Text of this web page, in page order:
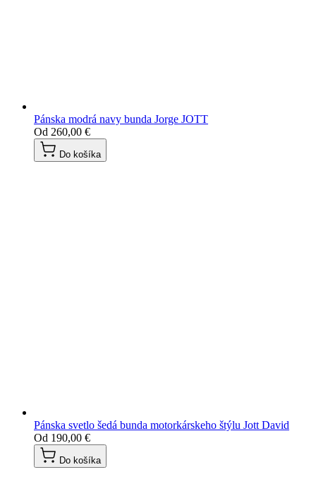
Pánska modrá navy bunda Jorge JOTT
Od 260,00 €
Do košíka
Pánska svetlo šedá bunda motorkárskeho štýlu Jott David
Od 190,00 €
Do košíka